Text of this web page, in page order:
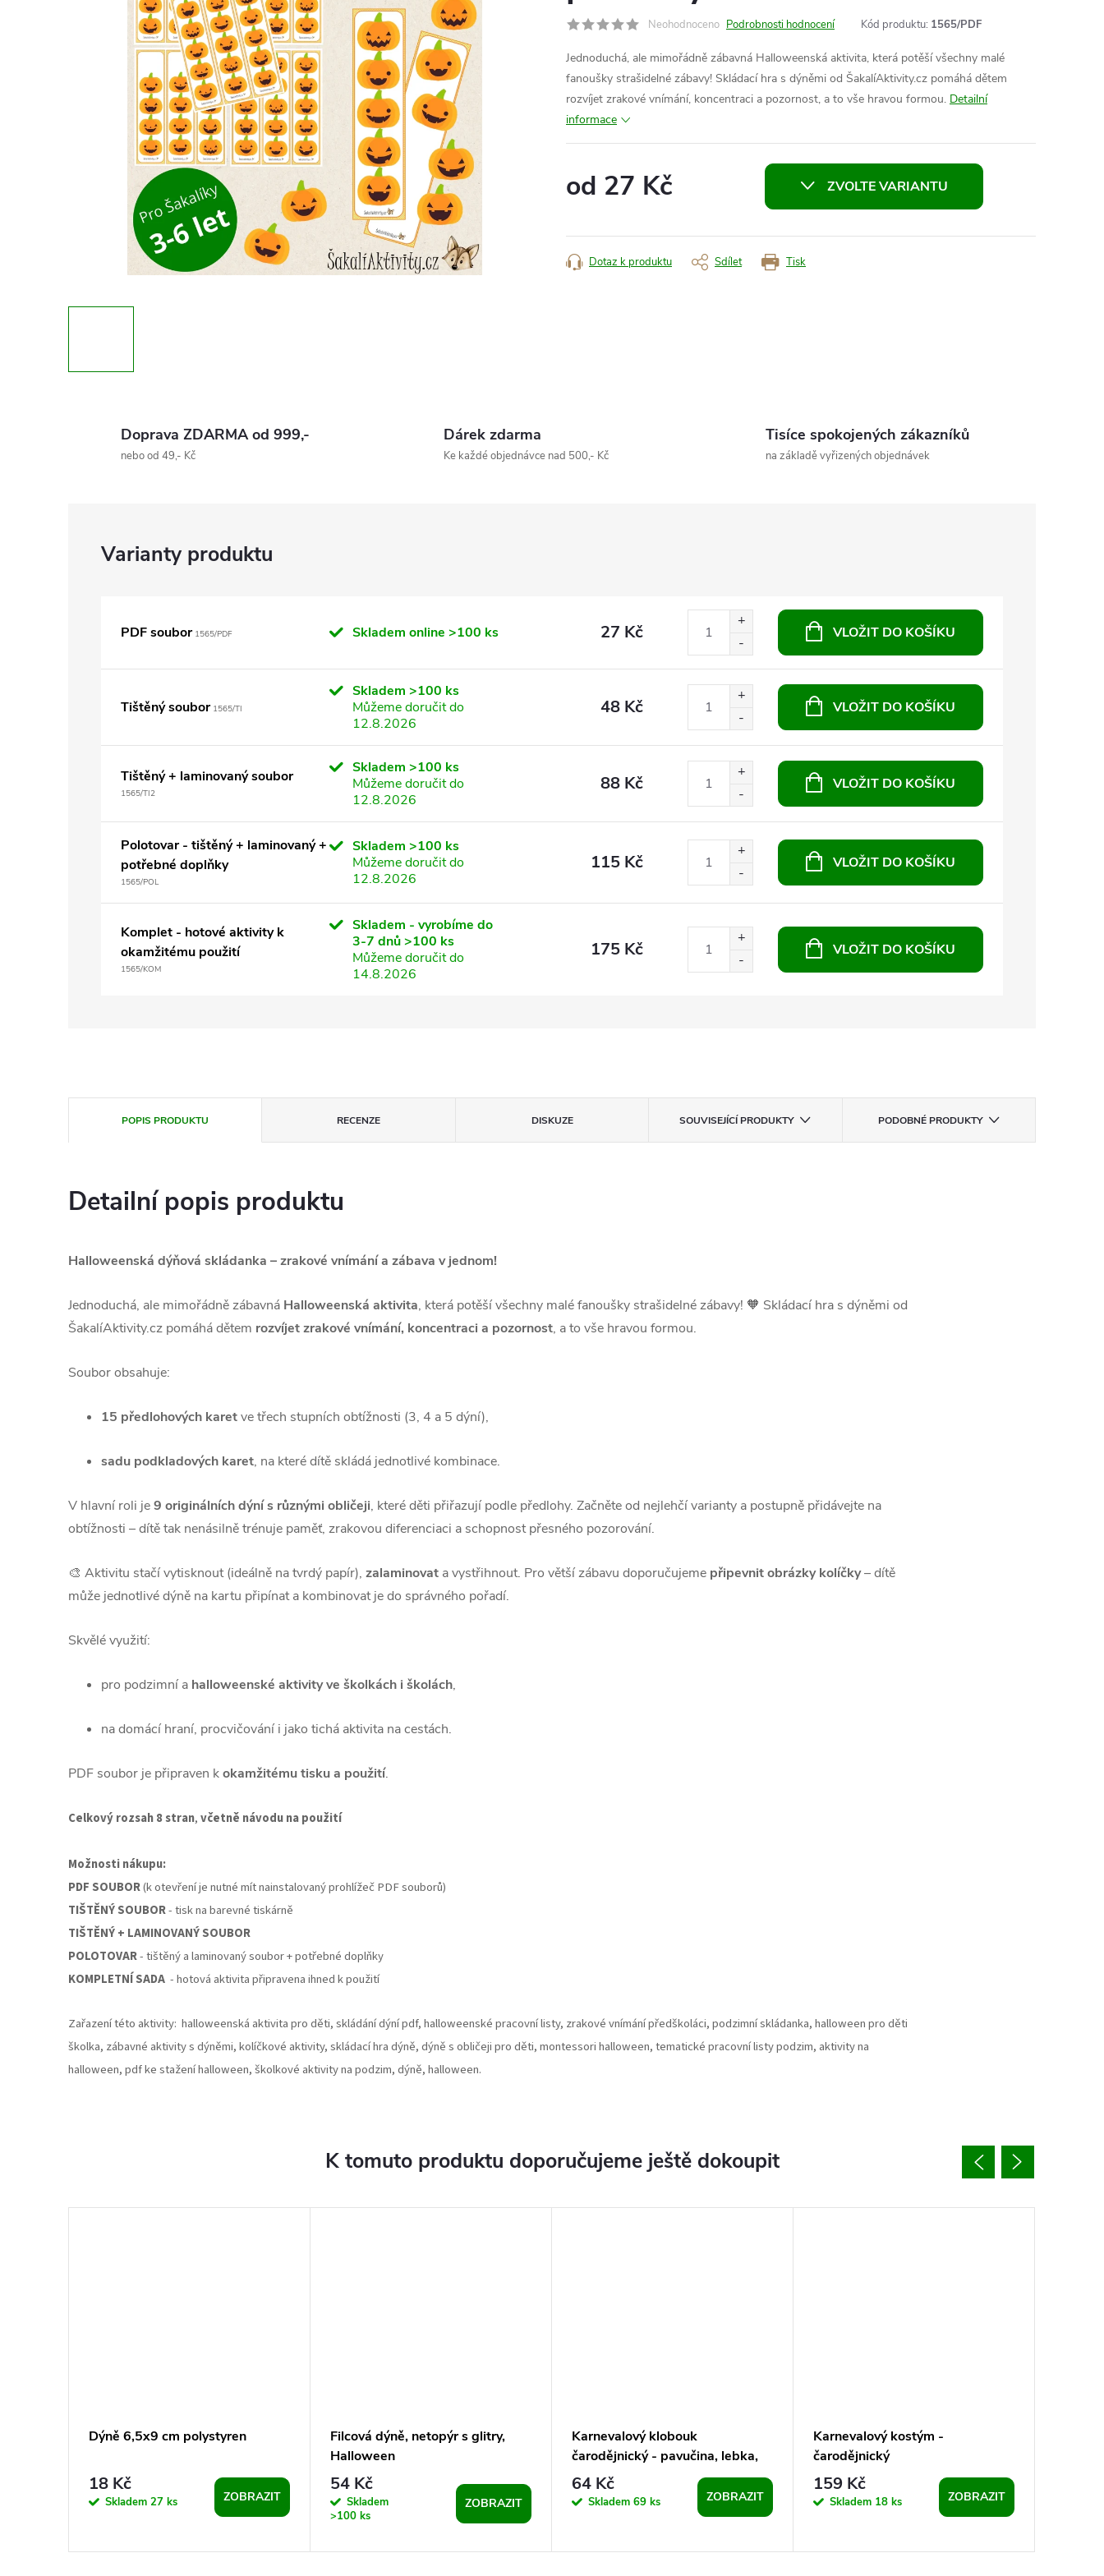
Neohodnoceno Podrobnosti hodnocení Kód produktu: 1565/PDF
Jednoduchá, ale mimořádně zábavná Halloweenská aktivita, která potěší všechny malé
fanoušky strašidelné zábavy! Skládací hra s dýněmi od ŠakalíAktivity.cz pomáhá dětem
rozvíjet zrakové vnímání, koncentraci a pozornost, a to vše hravou formou. Detailní
informace
od 27 Kč ZVOLTE VARIANTU
Tisk
Dotaz k produktu Sdílet
Doprava ZDARMA od 999,-
nebo od 49,- Kč
Dárek zdarma
Ke každé objednávce nad 500,- Kč
Tisíce spokojených zákazníků
na základě vyřizených objednávek
PDF soubor1565/PDF Skladem online>100 ks 27 Kč VLOŽIT DO KOŠÍKU
Tištěný soubor1565/TI
Skladem>100 ks
Můžeme doručit do
12.8.2026
48 Kč VLOŽIT DO KOŠÍKU
Tištěný + laminovaný soubor
1565/TI2
Skladem>100 ks
Můžeme doručit do
12.8.2026
88 Kč VLOŽIT DO KOŠÍKU
Polotovar - tištěný + laminovaný +
potřebné doplňky
1565/POL
Skladem>100 ks
Můžeme doručit do
12.8.2026
115 Kč VLOŽIT DO KOŠÍKU
Komplet - hotové aktivity k
okamžitému použití
1565/KOM
Skladem - vyrobíme do
3-7 dnů>100 ks
Můžeme doručit do
14.8.2026
175 Kč VLOŽIT DO KOŠÍKU
POPIS PRODUKTU RECENZE DISKUZE SOUVISEJÍCÍ PRODUKTY PODOBNÉ PRODUKTY
Detailní popis produktu
Halloweenská dýňová skládanka – zrakové vnímání a zábava v jednom!
Jednoduchá, ale mimořádně zábavná Halloweenská aktivita, která potěší všechny malé fanoušky strašidelné zábavy! 🧡 Skládací hra s dýněmi od
ŠakalíAktivity.cz pomáhá dětem rozvíjet zrakové vnímání, koncentraci a pozornost, a to vše hravou formou.
Soubor obsahuje:
15 předlohových karetve třech stupních obtížnosti (3, 4 a 5 dýní),
sadu podkladových karet, na které dítě skládá jednotlivé kombinace.
V hlavní roli je9 originálních dýní s různými obličeji, které děti přiřazují podle předlohy. Začněte od nejlehčí varianty a postupně přidávejte na
obtížnosti – dítě tak nenásilně trénuje paměť, zrakovou diferenciaci a schopnost přesného pozorování.
🎨 Aktivitu stačí vytisknout (ideálně na tvrdý papír), zalaminovat a vystřihnout. Pro větší zábavu doporučujeme připevnit obrázky kolíčky– dítě
může jednotlivé dýně na kartu připínat a kombinovat je do správného pořadí.
Skvělé využití:
pro podzimní a halloweenské aktivity ve školkách i školách,
na domácí hraní, procvičování i jako tichá aktivita na cestách.
PDF soubor je připraven kokamžitému tisku a použití.
Celkový rozsah 8 stran,včetně návodu na použití
Možnosti nákupu:
PDF SOUBOR(k otevření je nutné mít nainstalovaný prohlížeč PDF souborů)
TIŠTĚNÝ SOUBOR- tisk na barevné tiskárně
TIŠTĚNÝ + LAMINOVANÝ SOUBOR
POLOTOVAR- tištěný a laminovaný soubor + potřebné doplňky
KOMPLETNÍ SADA - hotová aktivita připravena ihned k použití
Zařazení této aktivity: halloweenská aktivita pro děti, skládání dýní pdf, halloweenské pracovní listy, zrakové vnímání předškoláci, podzimní skládanka, halloween pro děti
školka, zábavné aktivity s dýněmi, kolíčkové aktivity, skládací hra dýně, dýně s obličeji pro děti, montessori halloween, tematické pracovní listy podzim, aktivity na
halloween, pdf ke stažení halloween, školkové aktivity na podzim, dýně, halloween.
K tomuto produktu doporučujeme ještě dokoupit
Dýně 6,5x9 cm polystyren
18 Kč
Skladem 27 ks ZOBRAZIT
Filcová dýně, netopýr s glitry,
Halloween
54 Kč
Skladem
>100 ks
ZOBRAZIT
Karnevalový klobouk
čarodějnický - pavučina, lebka,
netopýr, dýně, čarodějnice
64 Kč
Skladem 69 ks ZOBRAZIT
Karnevalový kostým -
čarodějnický
159 Kč
Skladem 18 ks ZOBRAZIT